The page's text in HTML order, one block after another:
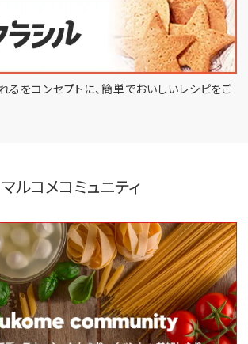
るをコンセプトに、 簡単でおいしいレシピをご
マルコメコミュニティ